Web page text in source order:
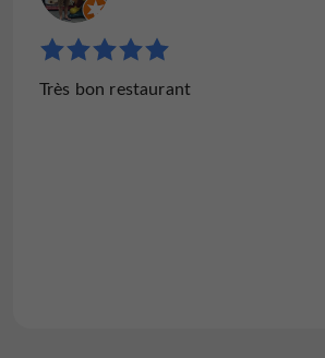
Très bon restaurant